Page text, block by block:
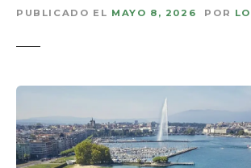
PUBLICADO EL MAYO 8, 2026 POR